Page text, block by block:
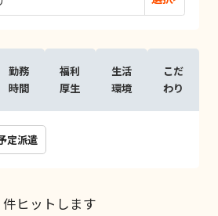
勤務
時間
福利
厚生
生活
環境
こだ
わり
定派遣
件ヒットします